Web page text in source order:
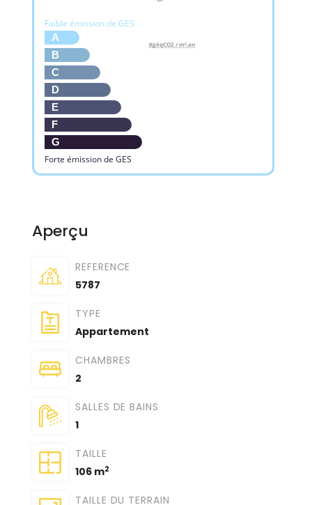
Faible émission de GES
A
B
C
D
E
F
G
Forte émission de GES
KgéqCO2 / m².an
Aperçu
REFERENCE
5787
TYPE
Appartement
CHAMBRES
2
SALLES DE BAINS
1
TAILLE
106 m2
TAILLE DU TERRAIN